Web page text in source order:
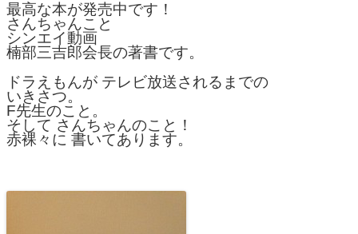
最高な本が発売中です！
さんちゃんこと
シンエイ動画
楠部三吉郎会長の著書です。
ドラえもんが テレビ放送されるまでの
いきさつ。
F先生のこと。
そして さんちゃんのこと！
赤裸々に 書いてあります。